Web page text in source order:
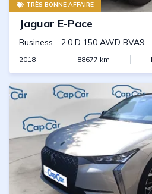
TRÈS BONNE AFFAIRE
Jaguar E-Pace
Business - 2.0 D 150 AWD BVA9
2018 88677 km